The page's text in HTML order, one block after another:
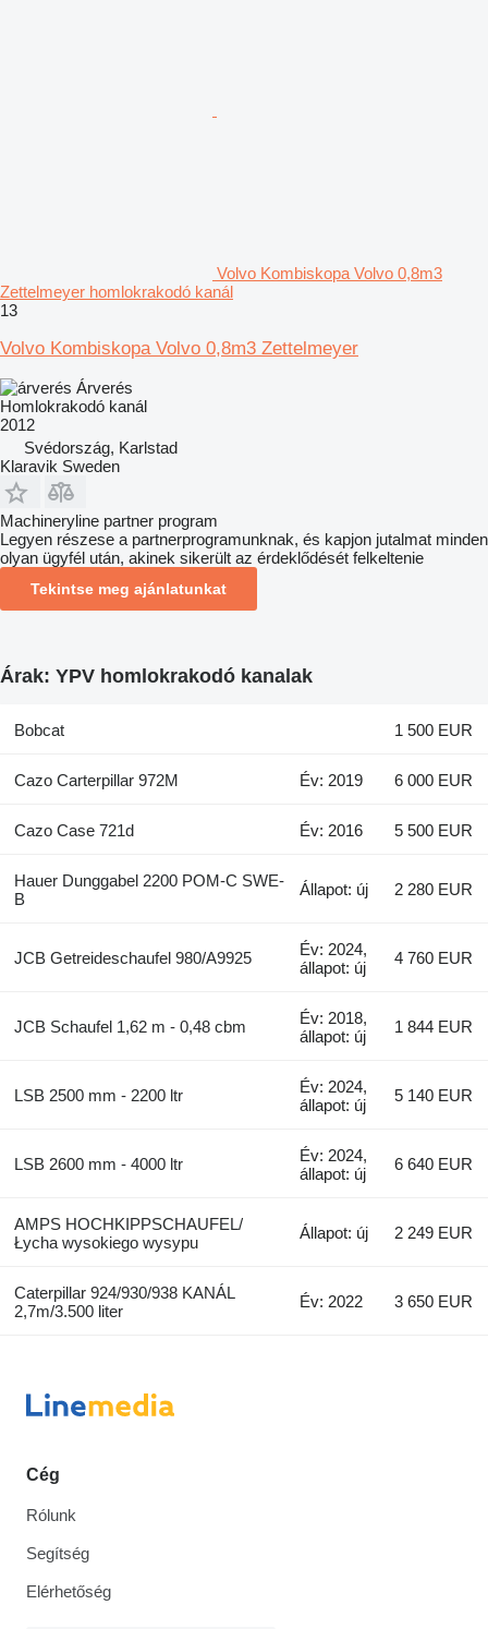
Volvo Kombiskopa Volvo 0,8m3
Zettelmeyer homlokrakodó kanál
13
Volvo Kombiskopa Volvo 0,8m3 Zettelmeyer
Árverés
Homlokrakodó kanál
2012
Svédország, Karlstad
Klaravik Sweden
Machineryline partner program
Legyen részese a partnerprogramunknak, és kapjon jutalmat minden
olyan ügyfél után, akinek sikerült az érdeklődését felkeltenie
Tekintse meg ajánlatunkat
Árak: YPV homlokrakodó kanalak
Bobcat 1 500 EUR
Cazo Carterpillar 972M Év: 2019 6 000 EUR
Cazo Case 721d Év: 2016 5 500 EUR
Hauer Dunggabel 2200 POM-C SWE-
B
Állapot: új 2 280 EUR
JCB Getreideschaufel 980/A9925
Év: 2024,
állapot: új
4 760 EUR
JCB Schaufel 1,62 m - 0,48 cbm
Év: 2018,
állapot: új
1 844 EUR
LSB 2500 mm - 2200 ltr
Év: 2024,
állapot: új
5 140 EUR
LSB 2600 mm - 4000 ltr
Év: 2024,
állapot: új
6 640 EUR
AMPS HOCHKIPPSCHAUFEL/
Łycha wysokiego wysypu
Állapot: új 2 249 EUR
Caterpillar 924/930/938 KANÁL
2,7m/3.500 liter
Év: 2022 3 650 EUR
Cég
Rólunk
Segítség
Elérhetőség